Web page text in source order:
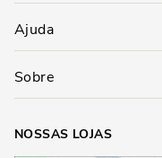
Ajuda
Sobre
NOSSAS LOJAS